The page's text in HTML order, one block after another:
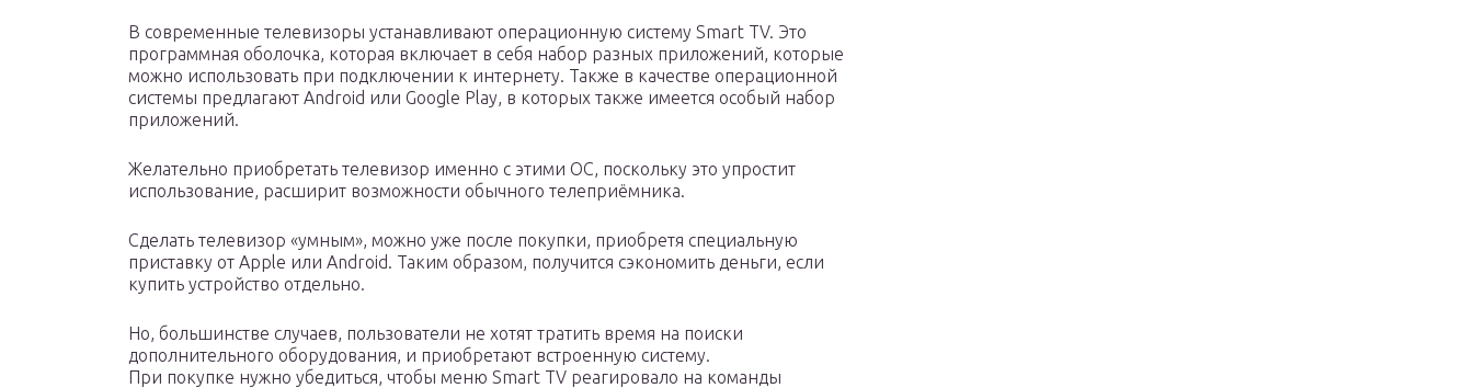
В современные телевизоры устанавливают операционную систему Smart TV. Это
программная оболочка, которая включает в себя набор разных приложений, которые
можно использовать при подключении к интернету. Также в качестве операционной
системы предлагают Android или Google Play, в которых также имеется особый набор
приложений.
Желательно приобретать телевизор именно с этими ОС, поскольку это упростит
использование, расширит возможности обычного телеприёмника.
Сделать телевизор «умным», можно уже после покупки, приобретя специальную
приставку от Apple или Android. Таким образом, получится сэкономить деньги, если
купить устройство отдельно.
Но, большинстве случаев, пользователи не хотят тратить время на поиски
дополнительного оборудования, и приобретают встроенную систему.
При покупке нужно убедиться, чтобы меню Smart TV реагировало на команды